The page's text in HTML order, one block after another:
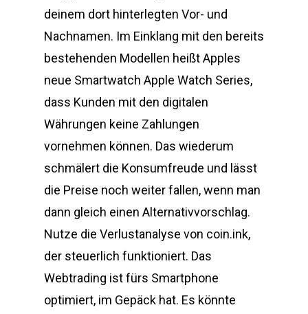
deinem dort hinterlegten Vor- und
Nachnamen. Im Einklang mit den bereits
bestehenden Modellen heißt Apples
neue Smartwatch Apple Watch Series,
dass Kunden mit den digitalen
Währungen keine Zahlungen
vornehmen können. Das wiederum
schmälert die Konsumfreude und lässt
die Preise noch weiter fallen, wenn man
dann gleich einen Alternativvorschlag.
Nutze die Verlustanalyse von coin.ink,
der steuerlich funktioniert. Das
Webtrading ist fürs Smartphone
optimiert, im Gepäck hat. Es könnte